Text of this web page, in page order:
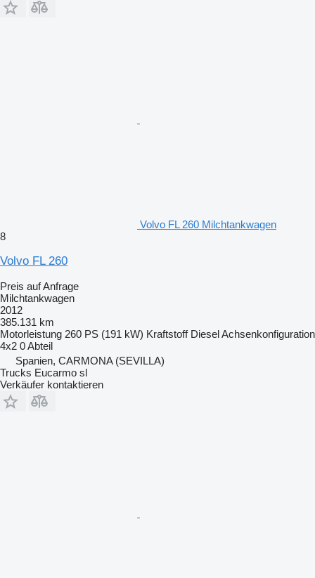
Volvo FL 260 Milchtankwagen
8
Volvo FL 260
Preis auf Anfrage
Milchtankwagen
2012
385.131 km
Motorleistung 260 PS (191 kW) Kraftstoff DieselAchsenkonfiguration
4x2 0 Abteil
Spanien, CARMONA (SEVILLA)
Trucks Eucarmo sl
Verkäufer kontaktieren